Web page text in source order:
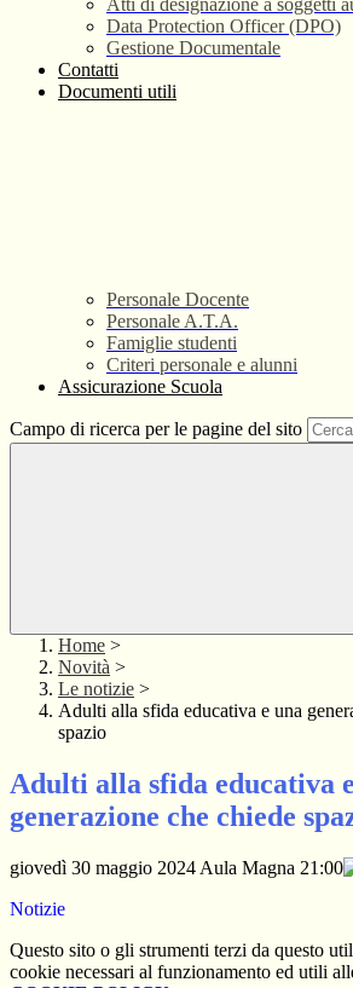
Atti di designazione a soggetti
Data Protection Officer (DPO)
Gestione Documentale
Contatti
Documenti utili
Personale Docente
Personale A.T.A.
Famiglie studenti
Criteri personale e alunni
Assicurazione Scuola
Campo di ricerca per le pagine del sito
Home >
Novità >
Le notizie >
Adulti alla sfida educativa e una
spazio
Adulti alla sfida educativa
generazione che chiede
giovedì 30 maggio 2024 Aula Magna 21:00
Notizie
Questo sito o gli strumenti terzi da questo
cookie necessari al funzionamento ed utili